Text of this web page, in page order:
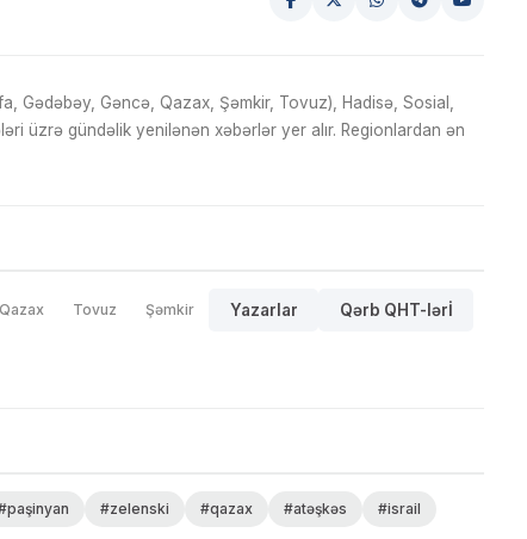
Gədəbəy, Gəncə, Qazax, Şəmkir, Tovuz), Hadisə, Sosial,
üzrə gündəlik yenilənən xəbərlər yer alır. Regionlardan ən
Qazax Tovuz Şəmkir Yazarlar Qərb QHT-lərİ
#zelenski #qazax #atəşkəs
#israil